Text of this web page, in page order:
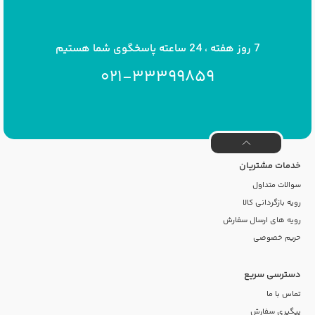
7 روز هفته ، 24 ساعته پاسخگوی شما هستیم
021-33399859
خدمات مشتریان
سوالات متداول
رویه بازگردانی کالا
رویه های ارسال سفارش
حریم خصوصی
دسترسی سریع
تماس با ما
پیگیری سفارش